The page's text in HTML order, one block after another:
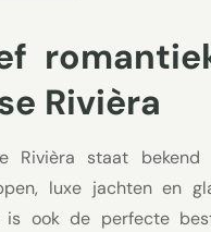
Rivièra
Rivièra staat
luxe jachten en
is ook de perfecte